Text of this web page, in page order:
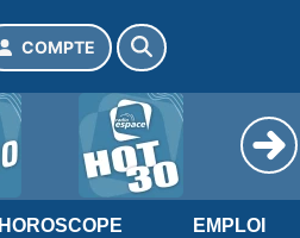
COMPTE
HOROSCOPE EMPLOI